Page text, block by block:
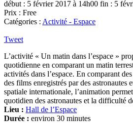
début : 5 février 2017 à 14h00 fin : 5
Prix : Free
Catégories : Activité - Espace
Tweet
L’activité « Un matin dans l’espace »
quotidienne en comparant un matin
activités dans l’espace. En comparant
des films enregistrés par des astronautes
spatiale internationale, l’animation
quotidien des astronautes et la difficulté
Lieu : Hall de l’Espace
Durée : environ 30 minutes